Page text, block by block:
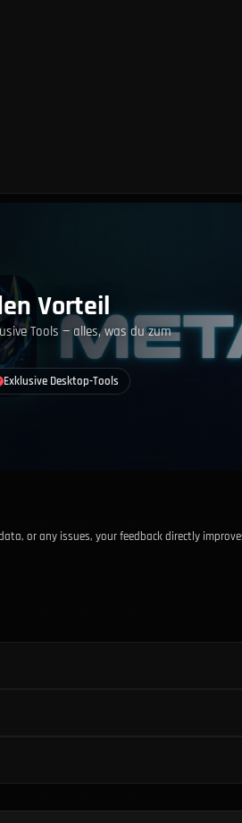
Vorteil
Tools — alles, was du zum
Exklusive Desktop-Tools
or any issues, your feedback directly